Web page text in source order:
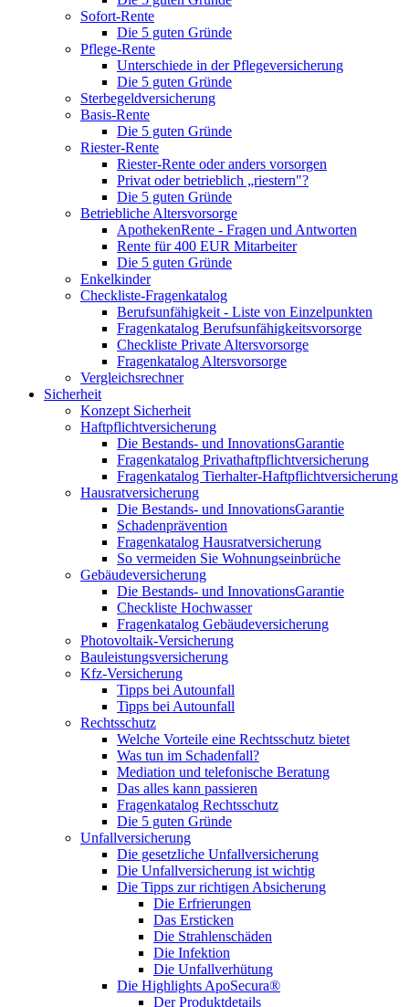
Sofort-Rente
Die 5 guten Gründe
Pflege-Rente
Unterschiede in der Pflegeversicherung
Die 5 guten Gründe
Sterbegeldversicherung
Basis-Rente
Die 5 guten Gründe
Riester-Rente
Riester-Rente oder anders vorsorgen
Privat oder betrieblich „riestern"?
Die 5 guten Gründe
Betriebliche Altersvorsorge
ApothekenRente - Fragen und Antworten
Rente für 400 EUR Mitarbeiter
Die 5 guten Gründe
Enkelkinder
Checkliste-Fragenkatalog
Berufsunfähigkeit - Liste von Einzelpunkten
Fragenkatalog Berufsunfähigkeitsvorsorge
Checkliste Private Altersvorsorge
Fragenkatalog Altersvorsorge
Vergleichsrechner
Sicherheit
Konzept Sicherheit
Haftpflichtversicherung
Die Bestands- und InnovationsGarantie
Fragenkatalog Privathaftpflichtversicherung
Fragenkatalog Tierhalter-Haftpflichtversicherung
Hausratversicherung
Die Bestands- und InnovationsGarantie
Schadenprävention
Fragenkatalog Hausratversicherung
So vermeiden Sie Wohnungseinbrüche
Gebäudeversicherung
Die Bestands- und InnovationsGarantie
Checkliste Hochwasser
Fragenkatalog Gebäudeversicherung
Photovoltaik-Versicherung
Bauleistungsversicherung
Kfz-Versicherung
Tipps bei Autounfall
Tipps bei Autounfall
Rechtsschutz
Welche Vorteile eine Rechtsschutz bietet
Was tun im Schadenfall?
Mediation und telefonische Beratung
Das alles kann passieren
Fragenkatalog Rechtsschutz
Die 5 guten Gründe
Unfallversicherung
Die gesetzliche Unfallversicherung
Die Unfallversicherung ist wichtig
Die Tipps zur richtigen Absicherung
Die Erfrierungen
Das Ersticken
Die Strahlenschäden
Die Infektion
Die Unfallverhütung
Die Highlights ApoSecura®
Der Produktdetails